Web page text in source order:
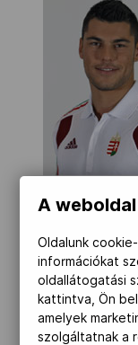
A
Oldalunk
információkat
oldallátogatási
kattintva, Ön
amelyek
szolgáltatnak a